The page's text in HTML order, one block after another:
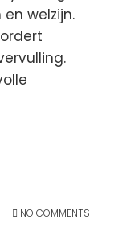
welzijn.
NO COMMENTS